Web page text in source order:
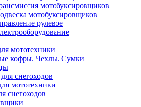
мотобуксировщиков
мотобуксировщиков
рулевое
мототехники
кофры. Чехлы. Сумки.
снегоходов
мототехники
снегоходов